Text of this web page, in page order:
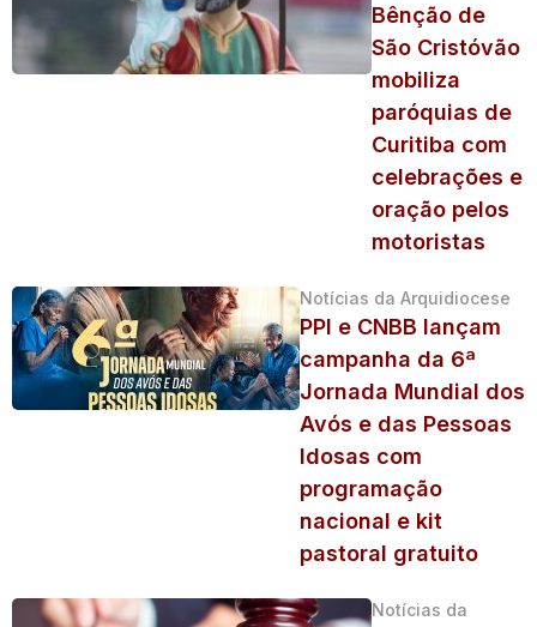
Bênção de
São Cristóvão
mobiliza
paróquias de
Curitiba com
celebrações e
oração pelos
motoristas
Notícias da Arquidiocese
PPI e CNBB lançam
campanha da 6ª
Jornada Mundial dos
Avós e das Pessoas
Idosas com
programação
nacional e kit
pastoral gratuito
Notícias da